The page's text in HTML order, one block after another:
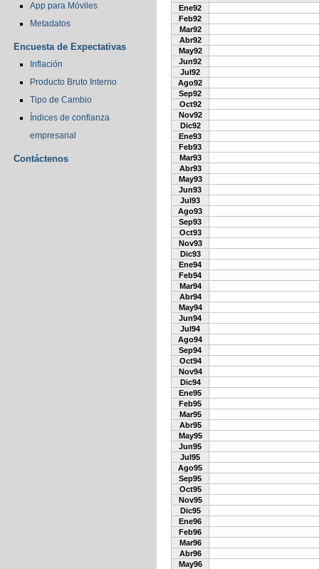
App para Móviles
Metadatos
Encuesta de Expectativas
Inflación
Producto Bruto Interno
Tipo de Cambio
Índices de confianza
empresarial
Contáctenos
Ene92
Feb92
Mar92
Abr92
May92
Jun92
Jul92
Ago92
Sep92
Oct92
Nov92
Dic92
Ene93
Feb93
Mar93
Abr93
May93
Jun93
Jul93
Ago93
Sep93
Oct93
Nov93
Dic93
Ene94
Feb94
Mar94
Abr94
May94
Jun94
Jul94
Ago94
Sep94
Oct94
Nov94
Dic94
Ene95
Feb95
Mar95
Abr95
May95
Jun95
Jul95
Ago95
Sep95
Oct95
Nov95
Dic95
Ene96
Feb96
Mar96
Abr96
May96